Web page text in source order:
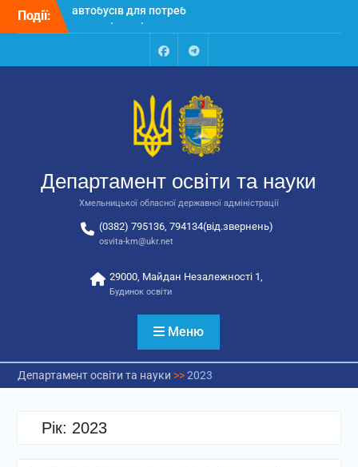
Перейти
Події:
Відбулося засідання
колегії Департаменту
освіти та науки обласної
державної адміністрації
відповідальних за
національно-патріотичне
автобусів для потреб
закладів освіти
FacebookTalegram
Департамент освіти та науки
Хмельницької обласної державної адміністрації
(0382) 795136, 794134(від.звернень)
osvita-km@ukr.net
29000, Майдан Незалежності 1,
Будинок освіти
Меню
Департамент освіти та науки >>2023
Рік: 2023